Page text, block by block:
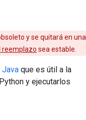
y se quitará en una
reemplazo sea estable.
Java que es útil a la
y ejecutarlos